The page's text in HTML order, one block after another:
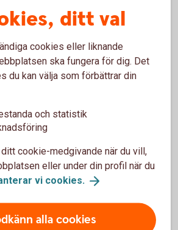
kan agera – och hur du
tips och lär dig mer om vad du
ditt val
cookies eller liknande
ska fungera för dig. Det
du kan välja som förbättrar din
och statistik
cookie-medgivande när du vill,
eller under din profil när du
vi cookies.
alla cookies